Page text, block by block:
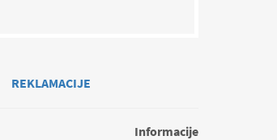
REKLAMACIJE
Informacije